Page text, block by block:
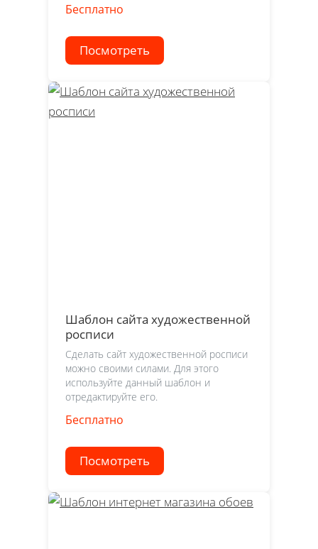
Бесплатно
Посмотреть
Шаблон сайта художественной
росписи
Сделать сайт художественной росписи
можно своими силами. Для этого
используйте данный шаблон и
отредактируйте его.
Бесплатно
Посмотреть